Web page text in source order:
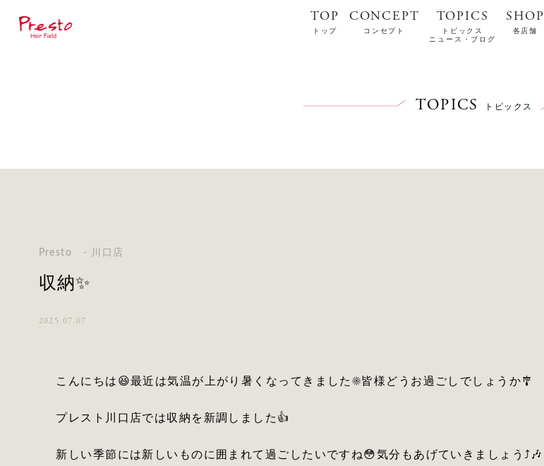
TOP
トップ
CONCEPT
コンセプト
TOPICS
トピックス
ニュース・ブログ
SHOP
各店舗
TOPICS トピックス
Presto - 川口店
収納✨
2025.07.07
こんにちは😆最近は気温が上がり暑くなってきました☀️皆様どうお過ごしでしょうか🎐
プレスト川口店では収納を新調しました👍
新しい季節には新しいものに囲まれて過ごしたいですね😳気分もあげていきましょう⤴️🎶